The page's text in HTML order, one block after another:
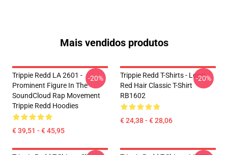
Mais vendidos produtos
Trippie Redd LA 2601 -
Prominent Figure In The
SoundCloud Rap Movement
Trippie Redd Hoodies
€ 39,51 - € 45,95
-20%
Trippie Redd T-Shirts - Long
Red Hair Classic T-Shirt
RB1602
€ 24,38 - € 28,06
-20%